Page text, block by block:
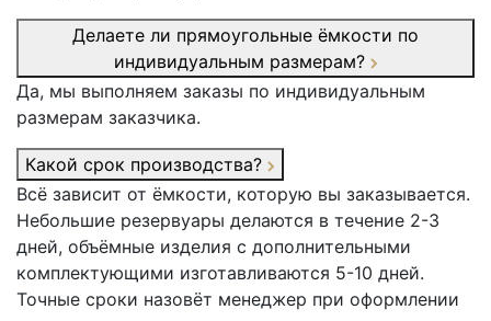
Делаете ли прямоугольные ёмкости по
индивидуальным размерам?
Да, мы выполняем заказы по индивидуальным
размерам заказчика.
Какой срок производства?
Всё зависит от ёмкости, которую вы заказывается.
Небольшие резервуары делаются в течение 2-3
дней, объёмные изделия с дополнительными
комплектующими изготавливаются 5-10 дней.
Точные сроки назовёт менеджер при оформлении